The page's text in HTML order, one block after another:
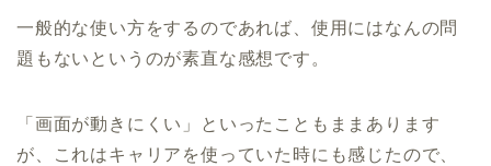
一般的な使い方をするのであれば、使用にはなんの問
題もないというのが素直な感想です。
「画面が動きにくい」といったこともままあります
が、これはキャリアを使っていた時にも感じたので、